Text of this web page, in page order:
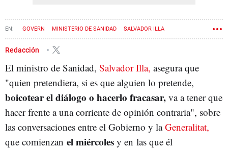
GOVERN MINISTERIO DE SANIDAD SALVADOR ILLA
Redacción
El ministro de Sanidad, Salvador Illa, asegura que
"quien pretendiera, si es que alguien lo pretende,
boicotear el diálogo o hacerlo fracasar, va a tener que
hacer frente a una corriente de opinión contraria", sobre
las conversaciones entre el Gobierno y laGeneralitat,
que comienzan el miércoles y en las que él